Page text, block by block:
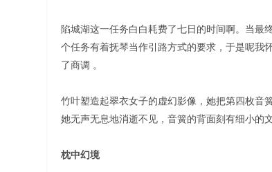
陷城湖这一任务白白耗费了七日的时间啊。当最
个任务有着抚琴当作引路方式的要求，于是呢我
了商调 。
竹叶塑造起翠衣女子的虚幻影像，她把第四枚音
她无声无息地消逝不见，音簧的背面刻有细小的
枕中幻境